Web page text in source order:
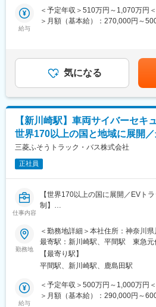
センサーがあり、近年ではセキュ
献することも目にするようになり
びであり、楽しみでもあります。
■入社後の育成支援：
基本的にはOJTでの習熟が中心と
ューターがついて年間育成計画に
ます。
変更の範囲：本文参照
スマートフォン向けイメージセン
業務。
製品構造検討、製造工程フロー設
に会社の定める業務（出向含む）
■お任せする具体的な仕事内容：
計、特性評価などを行います。また
ス条件の確立を通じて、量産まで担
達成することでビジネスに寄与しま
参加する機会があります。
Microsoft office、Copilot、社内開
私たちの部署は、主にスマートフ
CMOSイメージセンサーの新製品
自部署が立ち上げた製品は世界中
用されますので、ユーザーの声も通
ミュニケーションも多い部署です
じたやりがいも感じていただけれ
給与
＜予定年収＞510万円～1,070万円
＞月額（基本給）：270,000円～
当者レベル：569万円中級担当者レ
ル ：741万円係長・専門職レベル
安の金額であり、選考を通じて上
(月額)は固定手当を含めた表記です
気になる
【新川崎駅】車両サイバーセ
世界170以上の国と地域に展開
三菱ふそうトラック・バス株式会社
正社員
仕事内容
【世界170以上の国に展開／EVト
制】
〇同社について：
三菱ふそうトラック・バス株式会
売を行うグローバル企業で、電気
応車に注力しています。世界170以
し、高い品質と技術力を誇ります
の一員としてのグローバルなネッ
2026年には日野自動車との統合に
能な社会への貢献と次世代モビリ
勤務地
＜勤務地詳細＞本社住所：神奈川
最寄駅：新川崎駅、平間駅 東急元
面禁煙
【最寄り駅】
平間駅、新川崎駅、鹿島田駅
給与
＜予定年収＞500万円～1,000万円
＞月額（基本給）：290,000円～